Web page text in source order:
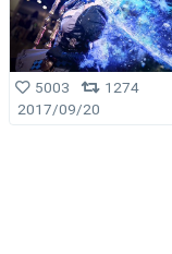
5003
1274
2017/09/20